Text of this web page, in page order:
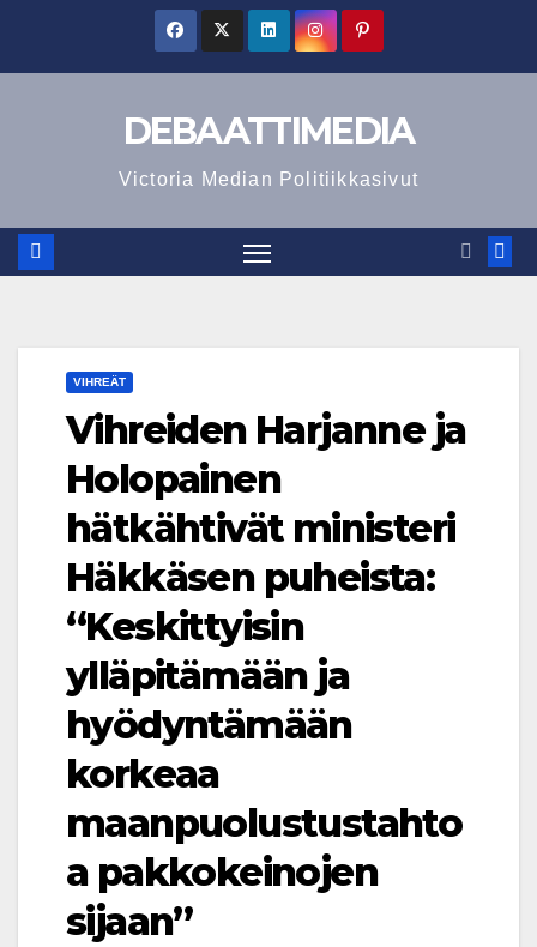
DEBAATTIMEDIA
Victoria Median Politiikkasivut
VIHREÄT
Vihreiden Harjanne ja
Holopainen
hätkähtivät ministeri
Häkkäsen puheista:
“Keskittyisin
ylläpitämään ja
hyödyntämään
korkeaa
maanpuolustustahto
a pakkokeinojen
sijaan”